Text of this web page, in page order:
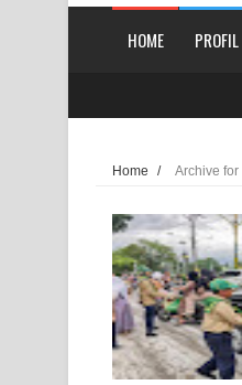
HOME
Home / Archive for